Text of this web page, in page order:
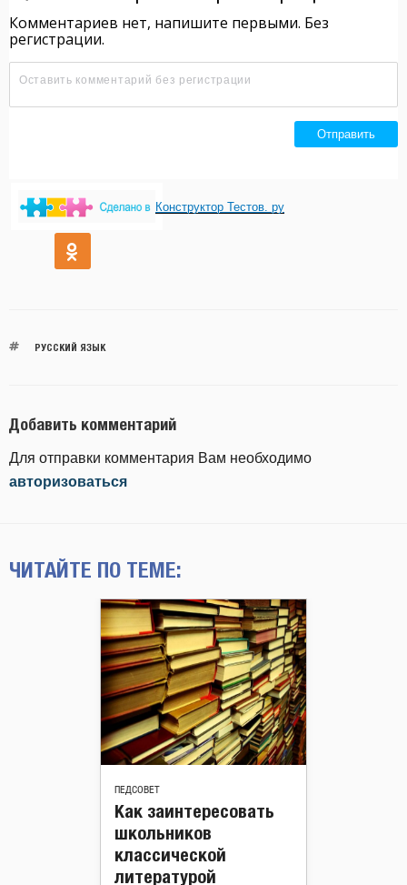
Конструктор Тестов. ру
РУССКИЙ ЯЗЫК
Добавить комментарий
Для отправки комментария Вам необходимо
авторизоваться
ЧИТАЙТЕ ПО ТЕМЕ:
ПЕДСОВЕТ
Как заинтересовать
школьников
классической
литературой